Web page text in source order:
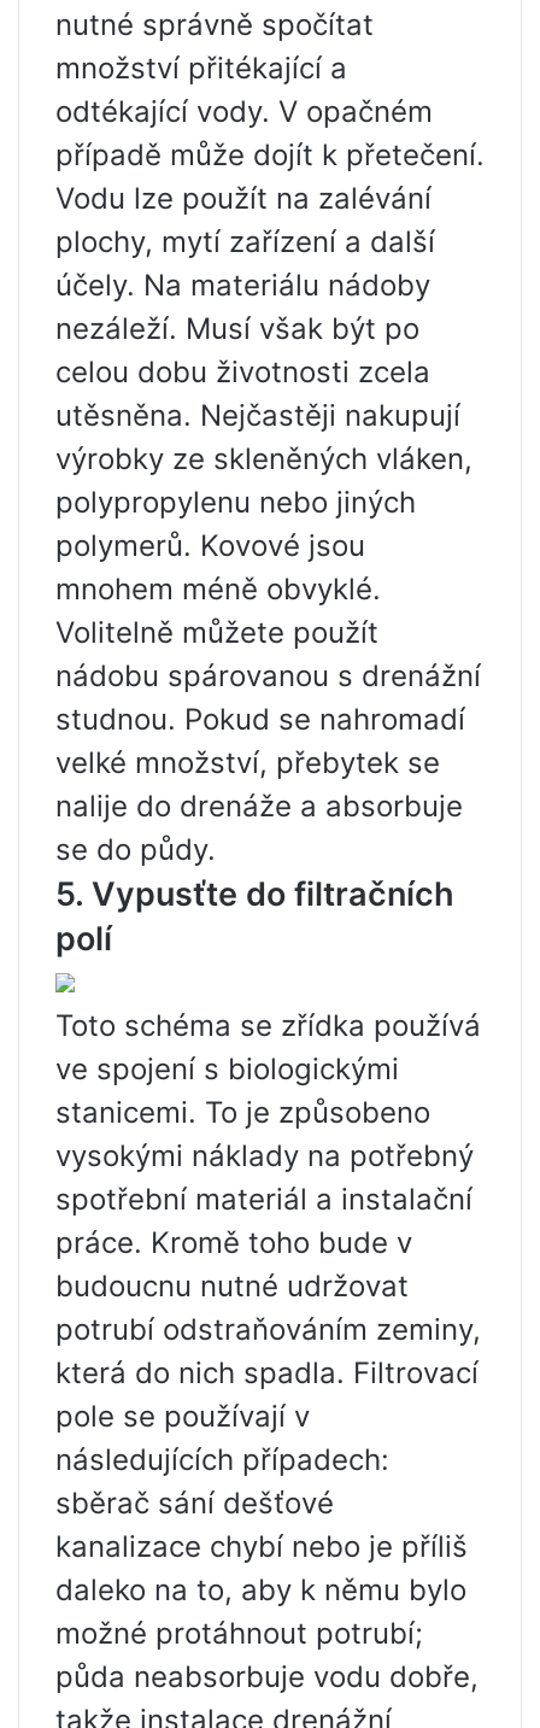
nutné správně spočítat
množství přitékající a
odtékající vody. V opačném
případě může dojít k přetečení.
Vodu lze použít na zalévání
plochy, mytí zařízení a další
účely. Na materiálu nádoby
nezáleží. Musí však být po
celou dobu životnosti zcela
utěsněna. Nejčastěji nakupují
výrobky ze skleněných vláken,
polypropylenu nebo jiných
polymerů. Kovové jsou
mnohem méně obvyklé.
Volitelně můžete použít
nádobu spárovanou s drenážní
studnou. Pokud se nahromadí
velké množství, přebytek se
nalije do drenáže a absorbuje
se do půdy.
5. Vypusťte do filtračních
polí
Toto schéma se zřídka používá
ve spojení s biologickými
stanicemi. To je způsobeno
vysokými náklady na potřebný
spotřební materiál a instalační
práce. Kromě toho bude v
budoucnu nutné udržovat
potrubí odstraňováním zeminy,
která do nich spadla. Filtrovací
pole se používají v
následujících případech:
sběrač sání dešťové
kanalizace chybí nebo je příliš
daleko na to, aby k němu bylo
možné protáhnout potrubí;
půda neabsorbuje vodu dobře,
takže instalace drenážní